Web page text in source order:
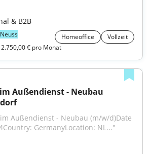
& B2B
Neuss Homeoffice
Vollzeit
€ pro Monat
im Außendienst - Neubau
im Außendienst - Neubau (m/w/d)Date
GermanyLocation: NL..."